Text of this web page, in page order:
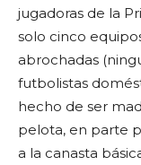
jugadoras de la
solo cinco
abrochadas
futbolistas
hecho de ser
pelota, en parte
a la canasta